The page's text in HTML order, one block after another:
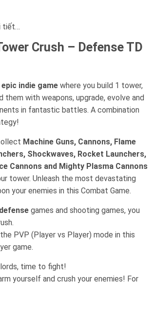
tiết…
Crush – Defense TD
epic indie game where you build 1 tower,
them with weapons, upgrade, evolve and
in fantastic battles. A combination
Machine Guns, Cannons, Flame
Shockwaves, Rocket Launchers,
Cannons and Mighty Plasma Cannons
tower. Unleash the most devastating
your enemies in this Combat Game.
games and shooting games, you
PVP (Player vs Player) mode in this
game.
time to fight!
yourself and crush your enemies! For